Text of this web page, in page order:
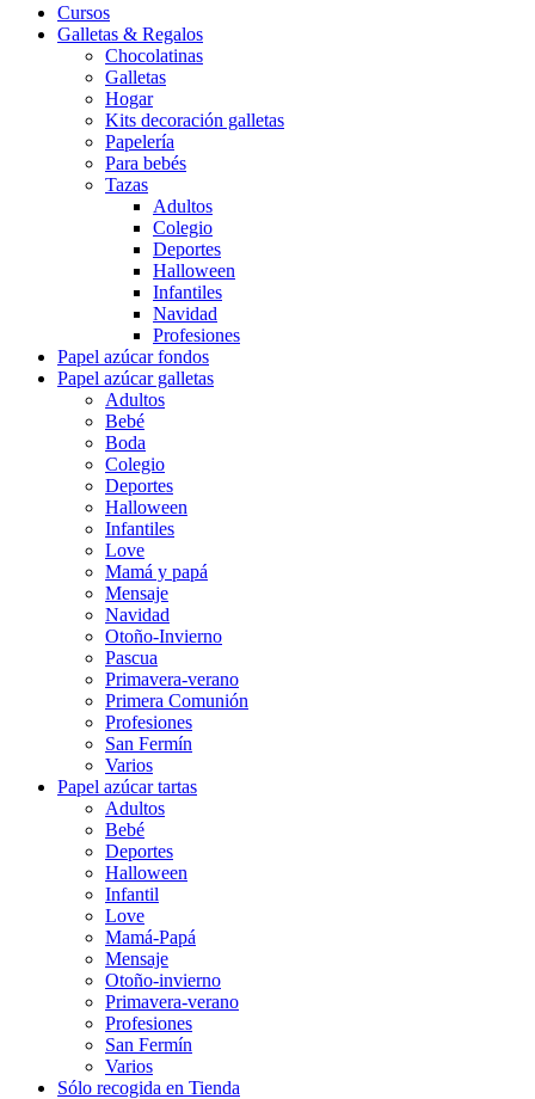
Cursos
Galletas & Regalos
Chocolatinas
Galletas
Hogar
Kits decoración galletas
Papelería
Para bebés
Tazas
Adultos
Colegio
Deportes
Halloween
Infantiles
Navidad
Profesiones
Papel azúcar fondos
Papel azúcar galletas
Adultos
Bebé
Boda
Colegio
Deportes
Halloween
Infantiles
Love
Mamá y papá
Mensaje
Navidad
Otoño-Invierno
Pascua
Primavera-verano
Primera Comunión
Profesiones
San Fermín
Varios
Papel azúcar tartas
Adultos
Bebé
Deportes
Halloween
Infantil
Love
Mamá-Papá
Mensaje
Otoño-invierno
Primavera-verano
Profesiones
San Fermín
Varios
Sólo recogida en Tienda